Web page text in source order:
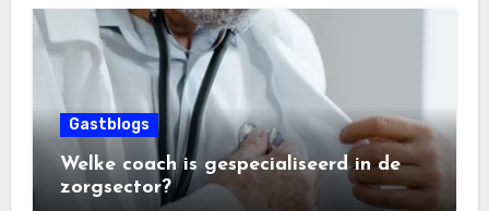
Gastblogs
Welke coach is gespecialiseerd in de
zorgsector?